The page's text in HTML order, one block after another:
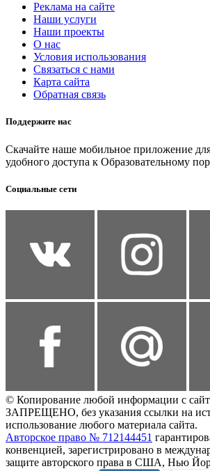
Реклама на сайте
Наши услуги
Наши проекты
О нас
Условия использования
Связаться с нами
Карта сайта
Обратная связь
Поддержите нас
Скачайте наше мобильное приложение
удобного доступа к Образовательному
Социальные сети
© Копирование любой информации с
ЗАПРЕЩЕНО, без указания ссылки на
использование любого материала сайта.
Авторское право № 712144451
конвенцией, зарегистрировано в
защите авторского права в США, Нью